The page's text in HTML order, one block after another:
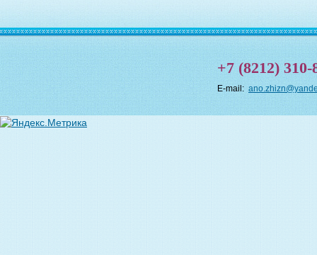
+7 (8212) 310-
E-mail: